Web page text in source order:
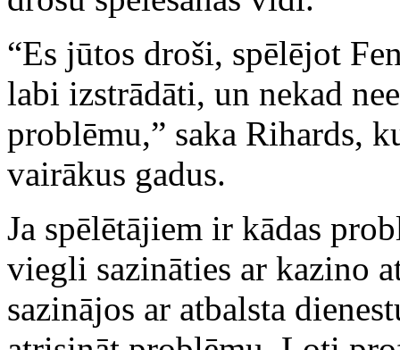
“Es jūtos droši, spēlējot
labi izstrādāti, un nekad
problēmu,” saka Rihards,
vairākus gadus.
Ja spēlētājiem ir kādas
viegli sazināties ar kazino
sazinājos ar atbalsta